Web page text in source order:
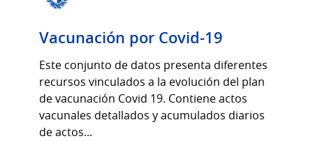
Vacunación por Covid-19
Este conjunto de datos presenta diferentes
recursos vinculados a la evolución del plan
de vacunación Covid 19. Contiene actos
vacunales detallados y acumulados diarios
de actos...